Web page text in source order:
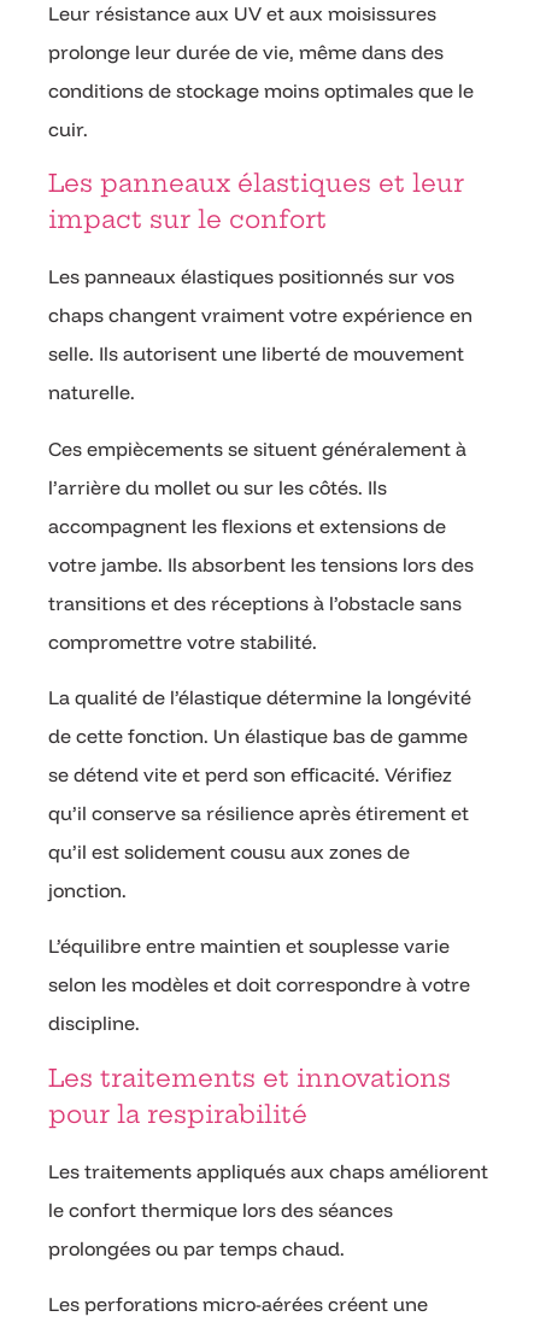
Leur résistance aux UV et aux moisissures
prolonge leur durée de vie, même dans des
conditions de stockage moins optimales que le
cuir.
Les panneaux élastiques et leur
impact sur le confort
Les panneaux élastiques positionnés sur vos
chaps changent vraiment votre expérience en
selle. Ils autorisent une liberté de mouvement
naturelle.
Ces empiècements se situent généralement à
l’arrière du mollet ou sur les côtés. Ils
accompagnent les flexions et extensions de
votre jambe. Ils absorbent les tensions lors des
transitions et des réceptions à l’obstacle sans
compromettre votre stabilité.
La qualité de l’élastique détermine la longévité
de cette fonction. Un élastique bas de gamme
se détend vite et perd son efficacité. Vérifiez
qu’il conserve sa résilience après étirement et
qu’il est solidement cousu aux zones de
jonction.
L’équilibre entre maintien et souplesse varie
selon les modèles et doit correspondre à votre
discipline.
Les traitements et innovations
pour la respirabilité
Les traitements appliqués aux chaps améliorent
le confort thermique lors des séances
prolongées ou par temps chaud.
Les perforations micro-aérées créent une